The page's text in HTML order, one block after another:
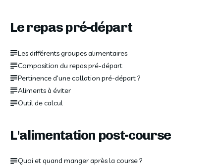
Le repas pré-départ
Les différents groupes alimentaires
Composition du repas pré-départ
Pertinence d'une collation pré-départ ?
Aliments à éviter
Outil de calcul
L'alimentation post-course
Quoi et quand manger après la course ?